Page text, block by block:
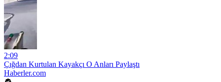
2:09
Çığdan Kurtulan Kayakçı O Anları Paylaştı
Haberler.com